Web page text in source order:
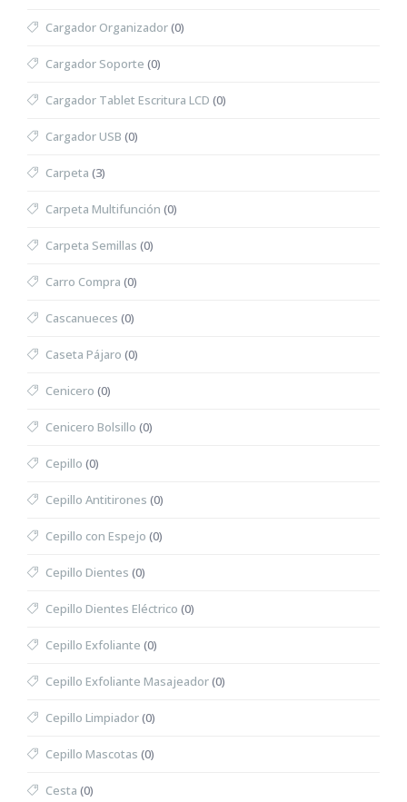
Cargador Organizador(0)
Cargador Soporte (0)
Cargador Tablet Escritura LCD (0)
Cargador USB (0)
Carpeta (3)
Carpeta Multifunción (0)
Carpeta Semillas (0)
Carro Compra (0)
Cascanueces (0)
Caseta Pájaro (0)
Cenicero (0)
Cenicero Bolsillo (0)
Cepillo (0)
Cepillo Antitirones (0)
Cepillo con Espejo (0)
Cepillo Dientes (0)
Cepillo Dientes Eléctrico (0)
Cepillo Exfoliante (0)
Cepillo Exfoliante Masajeador(0)
Cepillo Limpiador(0)
Cepillo Mascotas (0)
Cesta (0)